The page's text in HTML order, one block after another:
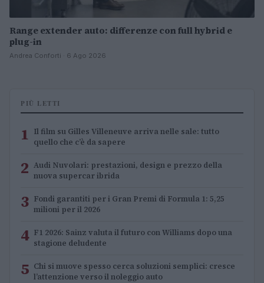
Range extender auto: differenze con full hybrid e
plug-in
Andrea Conforti · 6 Ago 2026
PIÙ LETTI
1 Il film su Gilles Villeneuve arriva nelle sale: tutto
quello che c’è da sapere
2 Audi Nuvolari: prestazioni, design e prezzo della
nuova supercar ibrida
3 Fondi garantiti per i Gran Premi di Formula 1: 5,25
milioni per il 2026
4 F1 2026: Sainz valuta il futuro con Williams dopo una
stagione deludente
5 Chi si muove spesso cerca soluzioni semplici: cresce
l’attenzione verso il noleggio auto